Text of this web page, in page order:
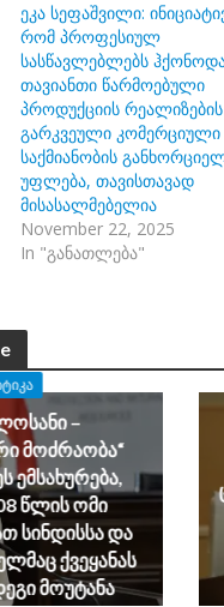
ეკა სეფაშვილი:
რომ პროფესიულ
სასწავლებლებს
თავიანთი წარმოებული
პროდუქციის
გარკვეული კომერციული
საქმიანობის
უფლება, თავისთავად
მისასალმებელია
November 22, 2025
In "განათლება"
–
მოძრაობა“
ემსახურება,
წლის ომი
სინდისსა და
ქვეყანას
მოუტანა